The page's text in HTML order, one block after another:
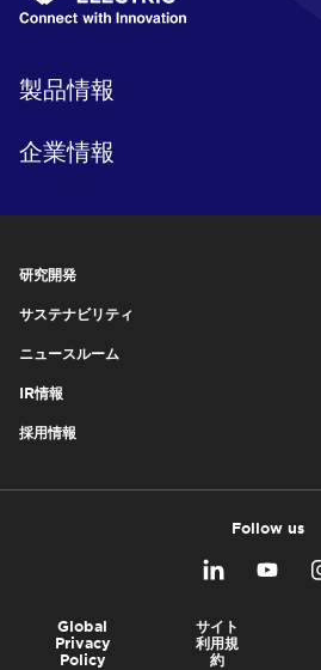
製品情報
企業情報
研究開発
サステナビリティ
ニュースルーム
IR情報
採用情報
Follow us
Global
Privacy
Policy
サイト
利用規
約